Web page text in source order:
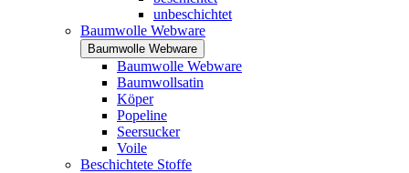
unbeschichtet
Baumwolle Webware
Baumwolle Webware
Baumwolle Webware
Baumwollsatin
Köper
Popeline
Seersucker
Voile
Beschichtete Stoffe